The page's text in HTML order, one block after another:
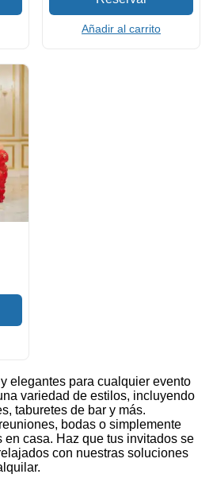
Añadir al carrito
elegantes para cualquier evento
variedad de estilos, incluyendo
taburetes de bar y más.
bodas o simplemente
casa. Haz que tus invitados se
con nuestras soluciones